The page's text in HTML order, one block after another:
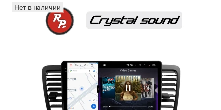
Нет в наличии